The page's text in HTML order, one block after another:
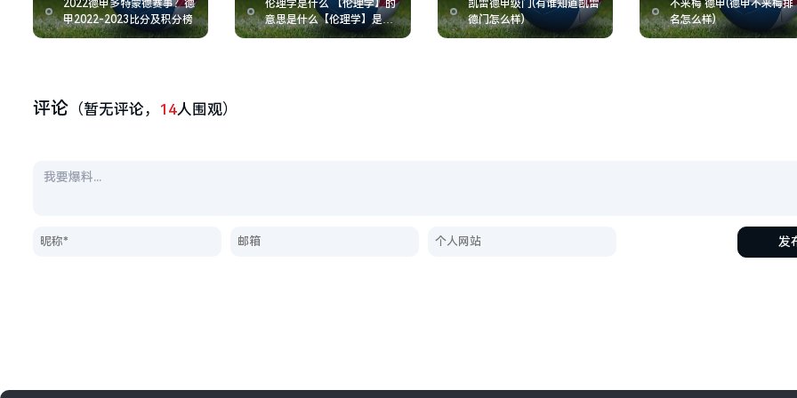
2022德甲多特蒙德赛事？德
甲2022-2023比分及积分榜
伦理学是什么 【伦理学】的
意思是什么【伦理学】是什
么意思
凯雷德甲级门(有谁知道凯雷
德门怎么样)
不来梅 德甲(德甲不来梅排
名怎么样)
评论 （暂无评论， 14人围观）
发